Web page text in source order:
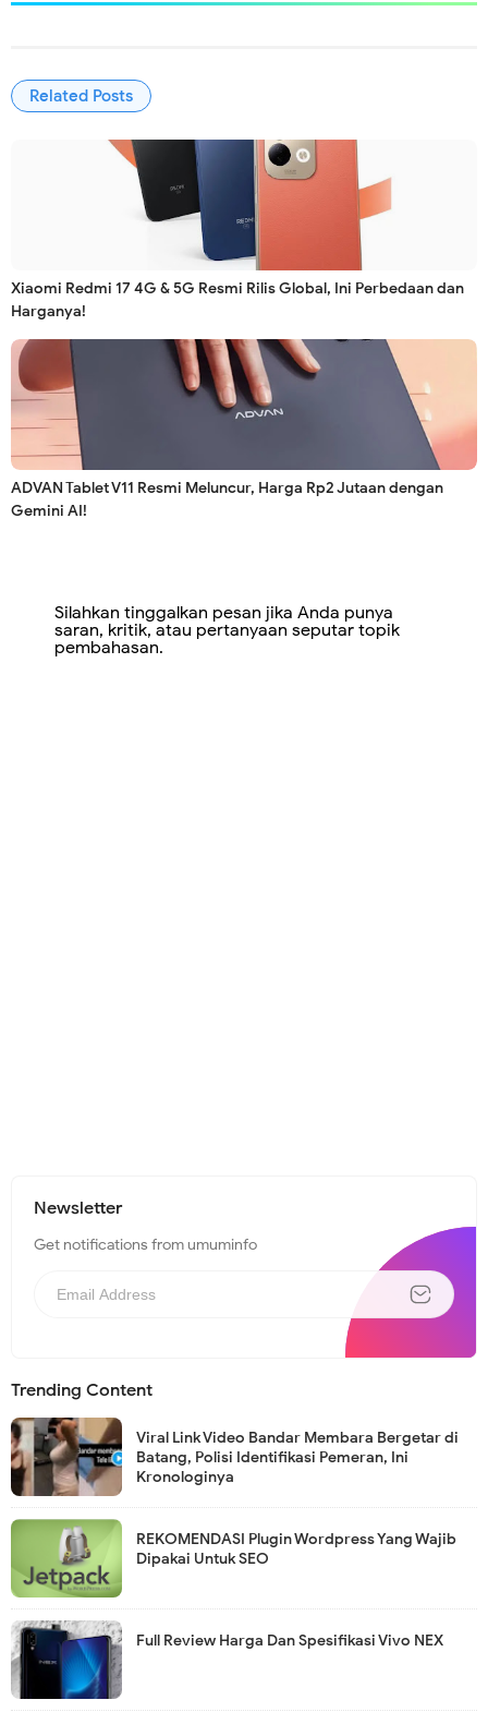
Related Posts
Xiaomi Redmi 17 4G & 5G Resmi Rilis Global, Ini Perbedaan dan
Harganya!
ADVAN Tablet V11 Resmi Meluncur, Harga Rp2 Jutaan dengan
Gemini AI!
Silahkan tinggalkan pesan jika Anda punya
saran, kritik, atau pertanyaan seputar topik
pembahasan.
Newsletter
Get notifications from umuminfo
Trending Content
Viral Link Video Bandar Membara Bergetar di
Batang, Polisi Identifikasi Pemeran, Ini
Kronologinya
REKOMENDASI Plugin Wordpress Yang Wajib
Dipakai Untuk SEO
Full Review Harga Dan Spesifikasi Vivo NEX